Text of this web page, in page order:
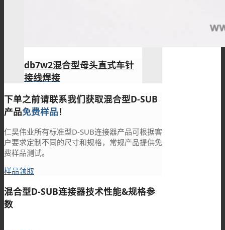
db7w2混合型母头直式车针
接线焊接
下单之前请联系我们获取混合型D-SUB
产品免费样品！
仁昊伟业所有标准型D-SUB连接器产品可根据客
户要求定制不同的尺寸和规格，常规产品提供免
费样品测试。
样品领取
混合型D-SUB连接器技术性能&规格参
数